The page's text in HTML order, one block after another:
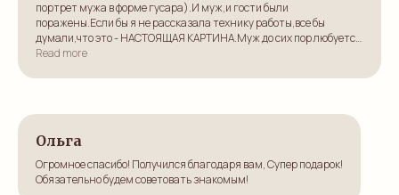
портрет мужа в форме гусара).И муж,и гости были
поражены.Если бы я не рассказала технику работы,все бы
думали,что это - НАСТОЯЩАЯ КАРТИНА.Муж до сих пор любуется
на себя ненаглядного,красавца - гусара.
Скоро день рождения свекра,так,что без работы вы не
Read more
Ольга
Огромное спасибо! Получился благодаря вам, Супер подарок!
Обязательно будем советовать знакомым!